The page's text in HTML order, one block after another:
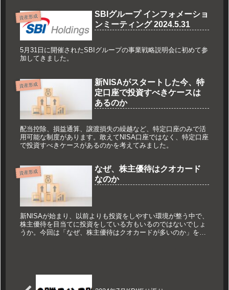
資産形成
SBIグループ インフォメーショ
ンミーティング 2024.5.31
5月31日に開催されたSBIグループの事業戦略説明会に初めて参
加してきました。
資産形成
新NISAがスタートした今、特
定口座で投資すべきケースは
あるのか
配当控除、損益通算、譲渡損失の繰越など、特定口座のみで活
用可能な制度があります。敢えてNISA口座ではなく、特定口座
で投資すべきケースがあるのかを考えてみました。
資産形成
なぜ、株主優待はクオカード
なのか
新NISAが始まり、以前よりも投資をしやすい環境が整う中で、
株主優待を目当てに投資をしている方もいるのではないでしょ
うか。今回は「なぜ、株主優待はクオカードが多いのか」を考